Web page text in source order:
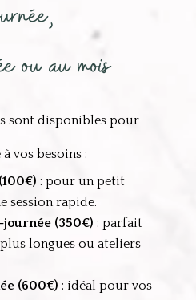
ou au mois
sont disponibles pour
vos besoins :
: pour un petit
session rapide.
(350€) : parfait
longues ou ateliers
(600€) : idéal pour vos